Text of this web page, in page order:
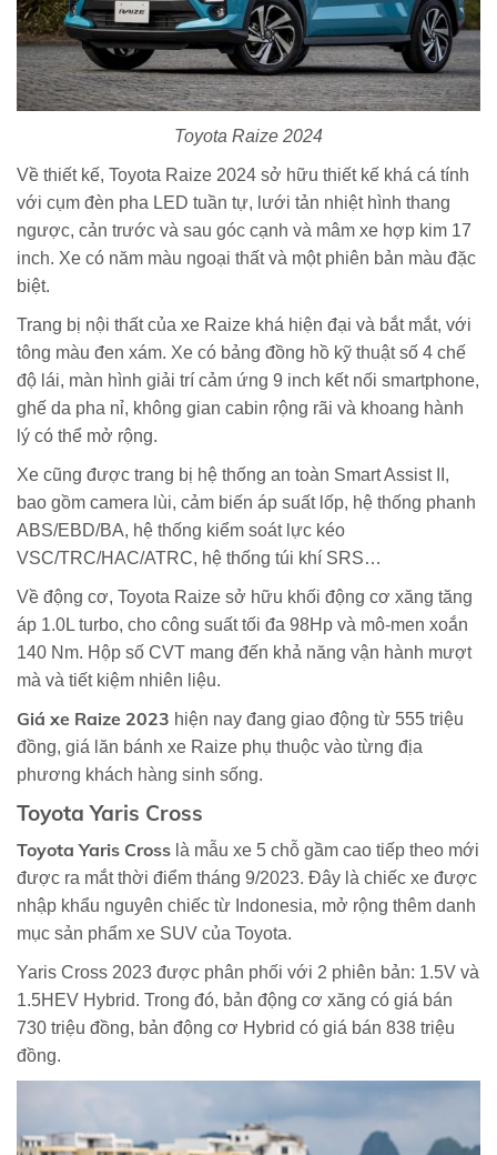
Toyota Raize 2024
Về thiết kế, Toyota Raize 2024 sở hữu thiết kế khá cá tính
với cụm đèn pha LED tuần tự, lưới tản nhiệt hình thang
ngược, cản trước và sau góc cạnh và mâm xe hợp kim 17
inch. Xe có năm màu ngoại thất và một phiên bản màu đặc
biệt.
Trang bị nội thất của xe Raize khá hiện đại và bắt mắt, với
tông màu đen xám. Xe có bảng đồng hồ kỹ thuật số 4 chế
độ lái, màn hình giải trí cảm ứng 9 inch kết nối smartphone,
ghế da pha nỉ, không gian cabin rộng rãi và khoang hành
lý có thể mở rộng.
Xe cũng được trang bị hệ thống an toàn Smart Assist II,
bao gồm camera lùi, cảm biến áp suất lốp, hệ thống phanh
ABS/EBD/BA, hệ thống kiểm soát lực kéo
VSC/TRC/HAC/ATRC, hệ thống túi khí SRS…
Về động cơ, Toyota Raize sở hữu khối động cơ xăng tăng
áp 1.0L turbo, cho công suất tối đa 98Hp và mô-men xoắn
140 Nm. Hộp số CVT mang đến khả năng vận hành mượt
mà và tiết kiệm nhiên liệu.
Giá xe Raize 2023 hiện nay đang giao động từ 555 triệu
đồng, giá lăn bánh xe Raize phụ thuộc vào từng địa
phương khách hàng sinh sống.
Toyota Yaris Cross
Toyota Yaris Cross là mẫu xe 5 chỗ gầm cao tiếp theo mới
được ra mắt thời điểm tháng 9/2023. Đây là chiếc xe được
nhập khẩu nguyên chiếc từ Indonesia, mở rộng thêm danh
mục sản phẩm xe SUV của Toyota.
Yaris Cross 2023 được phân phối với 2 phiên bản: 1.5V và
1.5HEV Hybrid. Trong đó, bản động cơ xăng có giá bán
730 triệu đồng, bản động cơ Hybrid có giá bán 838 triệu
đồng.